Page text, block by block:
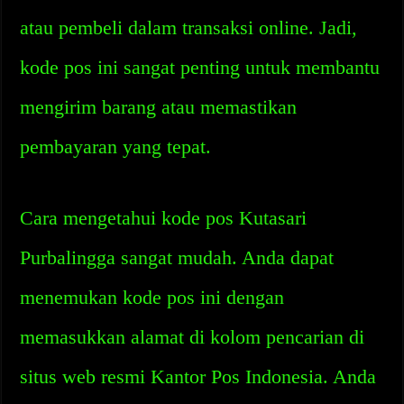
atau pembeli dalam transaksi online. Jadi,
kode pos ini sangat penting untuk membantu
mengirim barang atau memastikan
pembayaran yang tepat.
Cara mengetahui kode pos Kutasari
Purbalingga sangat mudah. Anda dapat
menemukan kode pos ini dengan
memasukkan alamat di kolom pencarian di
situs web resmi Kantor Pos Indonesia. Anda